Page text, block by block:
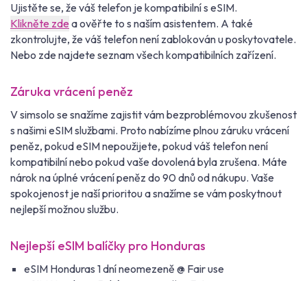
Ujistěte se, že váš telefon je kompatibilní s eSIM.
Klikněte zde a ověřte to s naším asistentem. A také
zkontrolujte, že váš telefon není zablokován u poskytovatele.
Nebo zde najdete seznam všech kompatibilních zařízení.
Záruka vrácení peněz
V simsolo se snažíme zajistit vám bezproblémovou zkušenost
s našimi eSIM službami. Proto nabízíme plnou záruku vrácení
peněz, pokud eSIM nepoužijete, pokud váš telefon není
kompatibilní nebo pokud vaše dovolená byla zrušena. Máte
nárok na úplné vrácení peněz do 90 dnů od nákupu. Vaše
spokojenost je naší prioritou a snažíme se vám poskytnout
nejlepší možnou službu.
Nejlepší eSIM balíčky pro Honduras
eSIM Honduras 1 dní neomezeně @ Fair use